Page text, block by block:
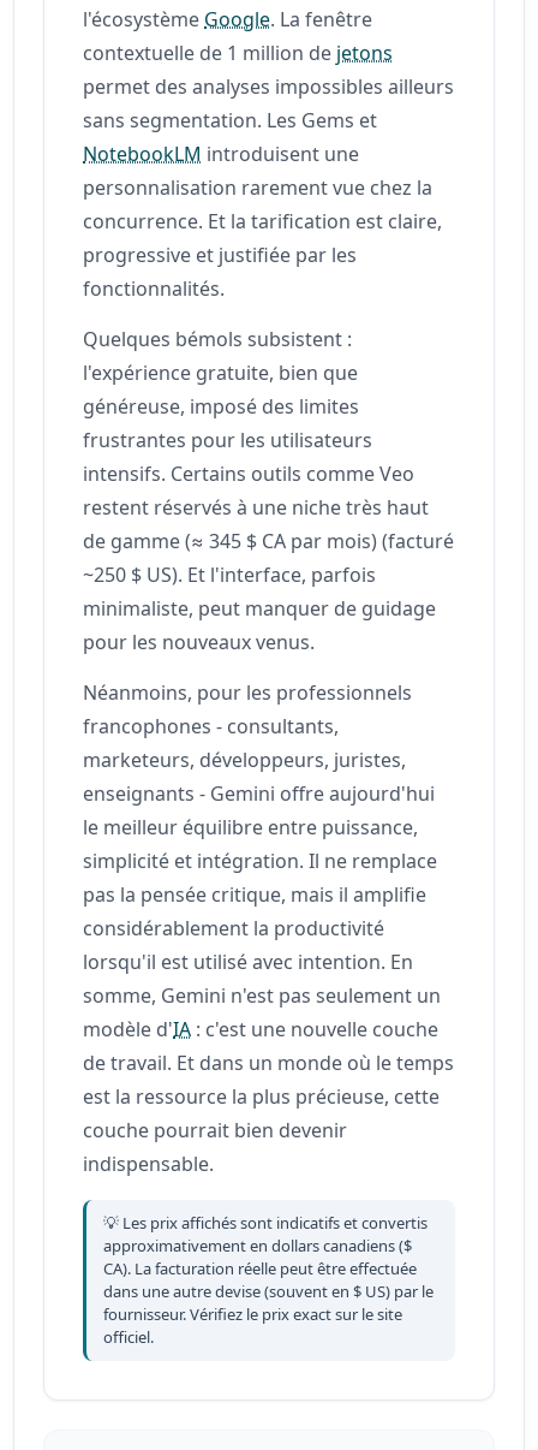
l'écosystème Google. La fenêtre
contextuelle de 1 million de jetons
permet des analyses impossibles ailleurs
sans segmentation. Les Gems et
NotebookLM introduisent une
personnalisation rarement vue chez la
concurrence. Et la tarification est claire,
progressive et justifiée par les
fonctionnalités.
Quelques bémols subsistent :
l'expérience gratuite, bien que
généreuse, imposé des limites
frustrantes pour les utilisateurs
intensifs. Certains outils comme Veo
restent réservés à une niche très haut
de gamme (≈ 345 $ CA par mois) (facturé
~250 $ US). Et l'interface, parfois
minimaliste, peut manquer de guidage
pour les nouveaux venus.
Néanmoins, pour les professionnels
francophones - consultants,
marketeurs, développeurs, juristes,
enseignants - Gemini offre aujourd'hui
le meilleur équilibre entre puissance,
simplicité et intégration. Il ne remplace
pas la pensée critique, mais il amplifie
considérablement la productivité
lorsqu'il est utilisé avec intention. En
somme, Gemini n'est pas seulement un
modèle d'IA : c'est une nouvelle couche
de travail. Et dans un monde où le temps
est la ressource la plus précieuse, cette
couche pourrait bien devenir
indispensable.
💡 Les prix affichés sont indicatifs et convertis
approximativement en dollars canadiens ($
CA). La facturation réelle peut être effectuée
dans une autre devise (souvent en $ US) par le
fournisseur. Vérifiez le prix exact sur le site
officiel.